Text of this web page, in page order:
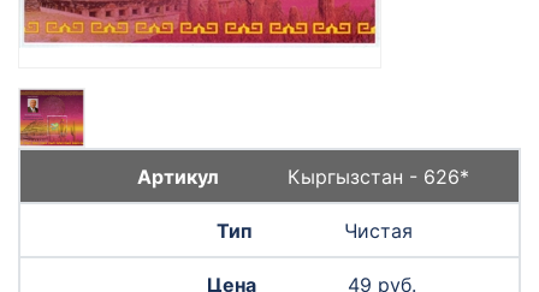
Кыргызстан - 626*
Чистая
49 руб.